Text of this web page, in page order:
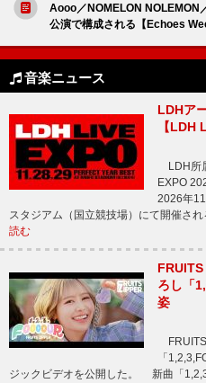
Aooo／NOMELON NOLEMON
公演で構成される【Echoes
音楽ニュース
LDHア
【LDH
LDH所
EXPO
2026年
スタジアム（国立競技場）にて開催
読む
ろし「
姿
「
ジックビデオを公開した。 新曲「